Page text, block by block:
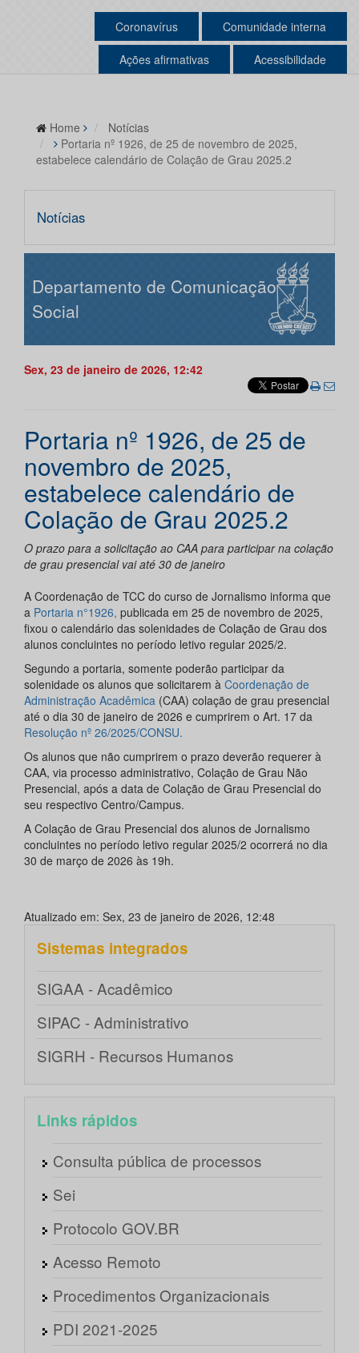
Coronavírus Comunidade interna
Ações afirmativas Acessibilidade
Home
Notícias
Portaria nº 1926, de 25 de novembro de 2025,
estabelece calendário de Colação de Grau 2025.2
Notícias
Departamento de Comunicação
Social
Sex, 23 de janeiro de 2026, 12:42
Portaria nº 1926, de 25 de
novembro de 2025,
estabelece calendário de
Colação de Grau 2025.2
O prazo para a solicitação ao CAA para participar na colação
de grau presencial vai até 30 de janeiro
A Coordenação de TCC do curso de Jornalismo informa que
a Portaria n°1926, publicada em 25 de novembro de 2025,
fixou o calendário das solenidades de Colação de Grau dos
alunos concluintes no período letivo regular 2025/2.
Segundo a portaria, somente poderão participar da
solenidade os alunos que solicitarem à Coordenação de
Administração Acadêmica (CAA) colação de grau presencial
até o dia 30 de janeiro de 2026 e cumprirem o Art. 17 da
Resolução nº 26/2025/CONSU.
Os alunos que não cumprirem o prazo deverão requerer à
CAA, via processo administrativo, Colação de Grau Não
Presencial, após a data de Colação de Grau Presencial do
seu respectivo Centro/Campus.
A Colação de Grau Presencial dos alunos de Jornalismo
concluintes no período letivo regular 2025/2 ocorrerá no dia
30 de março de 2026 às 19h.
Atualizado em: Sex, 23 de janeiro de 2026, 12:48
Sistemas integrados
SIGAA - Acadêmico
SIPAC - Administrativo
SIGRH - Recursos Humanos
Links rápidos
Consulta pública de processos
Sei
Protocolo GOV.BR
Acesso Remoto
Procedimentos Organizacionais
PDI 2021-2025